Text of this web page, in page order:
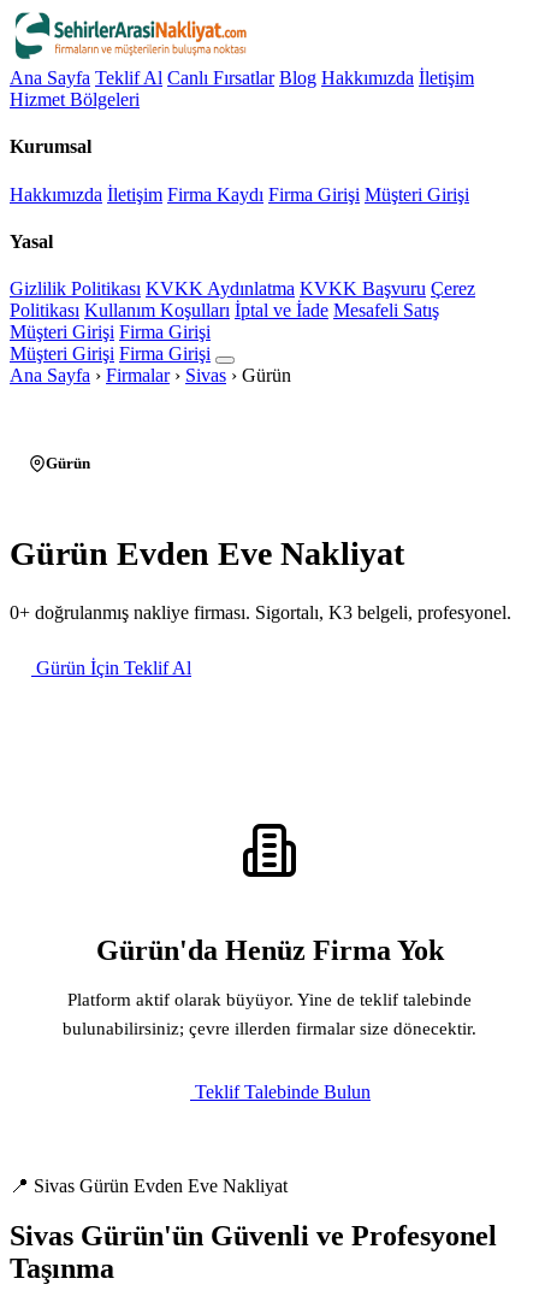
Ana Sayfa Teklif Al Canlı Fırsatlar Blog Hakkımızda İletişim
Hizmet Bölgeleri
Kurumsal
Hakkımızda İletişim Firma Kaydı Firma Girişi Müşteri Girişi
Yasal
Gizlilik Politikası KVKK Aydınlatma KVKK Başvuru Çerez
Politikası Kullanım Koşulları İptal ve İade Mesafeli Satış
Müşteri Girişi Firma Girişi
Müşteri Girişi Firma Girişi
Ana Sayfa › Firmalar › Sivas › Gürün
Gürün
Gürün Evden Eve Nakliyat
0+ doğrulanmış nakliye firması. Sigortalı, K3 belgeli, profesyonel.
Gürün İçin Teklif Al
Gürün'da Henüz Firma Yok
Platform aktif olarak büyüyor. Yine de teklif talebinde
bulunabilirsiniz; çevre illerden firmalar size dönecektir.
Teklif Talebinde Bulun
📍 Sivas Gürün Evden Eve Nakliyat
Sivas Gürün'ün Güvenli ve Profesyonel
Taşınma